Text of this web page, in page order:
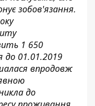
зобов'язання.
1 650
до 01.01.2019
впродовж
до